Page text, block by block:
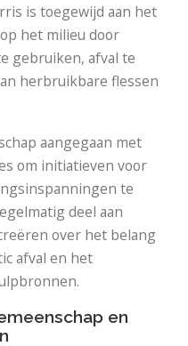
is toegewijd aan het
het milieu door
gebruiken, afval te
herbruikbare flessen
aangegaan met
om initiatieven voor
te
deel aan
over het belang
afval en het
en